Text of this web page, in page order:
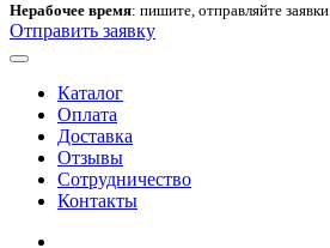
Нерабочее время: пишите, отправляйте заявки
Отправить заявку
Каталог
Оплата
Доставка
Отзывы
Сотрудничество
Контакты